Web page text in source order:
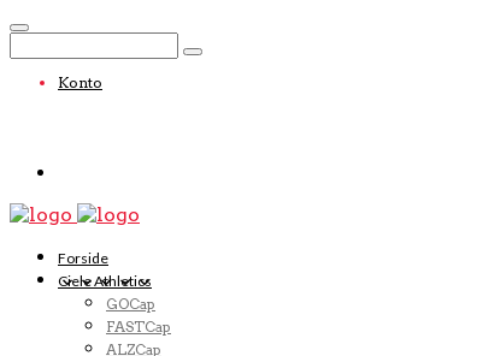
Konto
Forside
Ciele Athletics
GOCap
FASTCap
ALZCap